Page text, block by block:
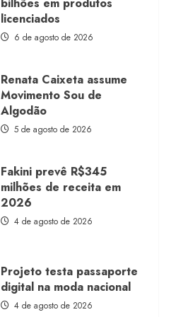
bilhões em produtos
licenciados
6 de agosto de 2026
Renata Caixeta assume
Movimento Sou de
Algodão
5 de agosto de 2026
Fakini prevê R$345
milhões de receita em
2026
4 de agosto de 2026
Projeto testa passaporte
digital na moda nacional
4 de agosto de 2026